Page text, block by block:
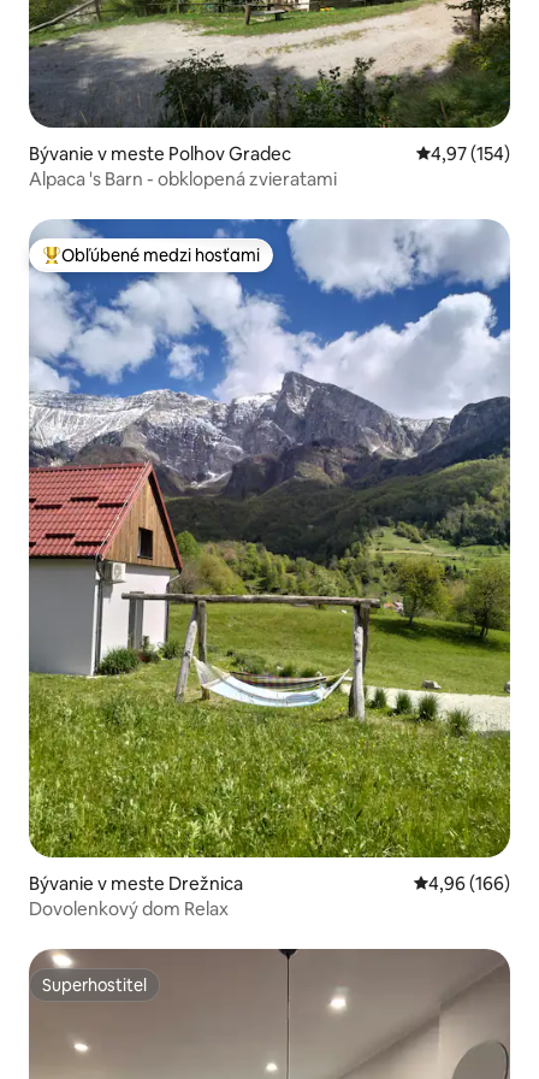
Bývanie v meste Polhov Gradec Priemerné
4,97 (154)
Alpaca 's Barn - obklopená zvieratami
Najobľúbenejšie medzi hosťami
Obľúbené medzi hosťami
Bývanie v meste Drežnica Priemerné
4,96 (166)
Dovolenkový dom Relax
Superhostiteľ
Superhostiteľ